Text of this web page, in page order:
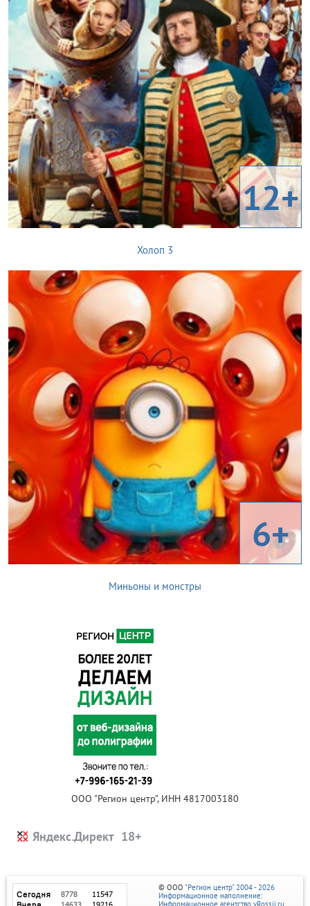
12+
Холоп 3
6+
Миньоны и монстры
ООО "Регион центр", ИНН 4817003180
Яндекс.Директ
© ООО "Регион центр" 2004 - 2026
Информационное наполнение:
Информационное агентство vRossii.ru